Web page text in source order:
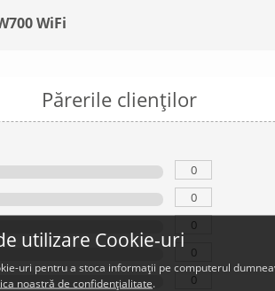
WiFi
Părerile clienților
0
0
0
0
0
utilizare Cookie-uri
uri pentru a stoca informații pe computerul
noastră de confidențialitate.